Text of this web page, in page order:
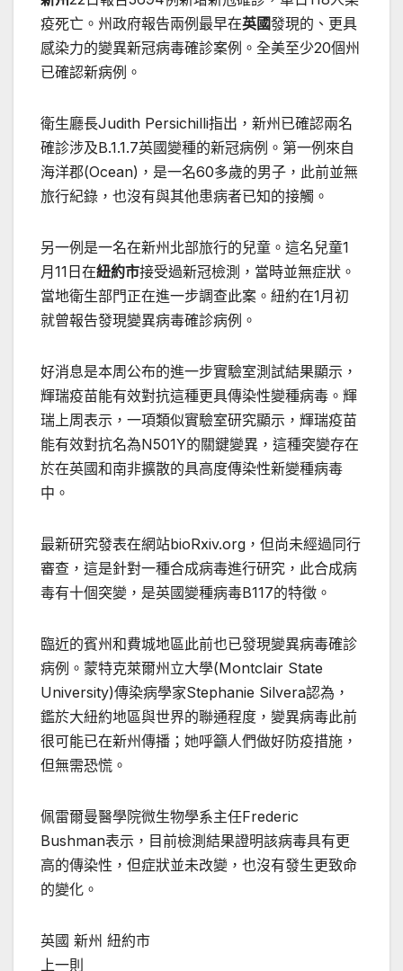
疫死亡。州政府報告兩例最早在英國發現的、更具
感染力的變異新冠病毒確診案例。全美至少20個州
已確認新病例。
衛生廳長Judith Persichilli指出，新州已確認兩名
確診涉及B.1.1.7英國變種的新冠病例。第一例來自
海洋郡(Ocean)，是一名60多歲的男子，此前並無
旅行紀錄，也沒有與其他患病者已知的接觸。
另一例是一名在新州北部旅行的兒童。這名兒童1
月11日在紐約市接受過新冠檢測，當時並無症狀。
當地衛生部門正在進一步調查此案。紐約在1月初
就曾報告發現變異病毒確診病例。
好消息是本周公布的進一步實驗室測試結果顯示，
輝瑞疫苗能有效對抗這種更具傳染性變種病毒。輝
瑞上周表示，一項類似實驗室研究顯示，輝瑞疫苗
能有效對抗名為N501Y的關鍵變異，這種突變存在
於在英國和南非擴散的具高度傳染性新變種病毒
中。
最新研究發表在網站bioRxiv.org，但尚未經過同行
審查，這是針對一種合成病毒進行研究，此合成病
毒有十個突變，是英國變種病毒B117的特徵。
臨近的賓州和費城地區此前也已發現變異病毒確診
病例。蒙特克萊爾州立大學(Montclair State
University)傳染病學家Stephanie Silvera認為，
鑑於大紐約地區與世界的聯通程度，變異病毒此前
很可能已在新州傳播；她呼籲人們做好防疫措施，
但無需恐慌。
佩雷爾曼醫學院微生物學系主任Frederic
Bushman表示，目前檢測結果證明該病毒具有更
高的傳染性，但症狀並未改變，也沒有發生更致命
的變化。
英國 新州 紐約市
上一則